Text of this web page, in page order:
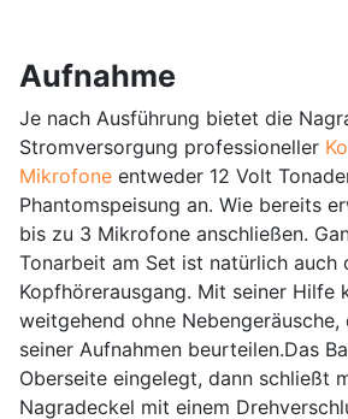
Aufnahme
Je nach Ausführung bietet die
Stromversorgung professioneller
Mikrofone entweder 12 Volt
Phantomspeisung an. Wie bereits
bis zu 3 Mikrofone anschließen.
Tonarbeit am Set ist natürlich auch
Kopfhörerausgang. Mit seiner Hilfe
weitgehend ohne
seiner Aufnahmen beurteilen.Das
Oberseite eingelegt, dann schließt
Nagradeckel mit einem